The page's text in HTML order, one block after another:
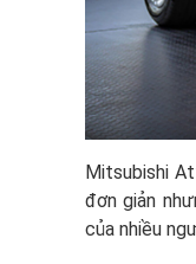
Mitsubishi
đơn giản
của nhiều